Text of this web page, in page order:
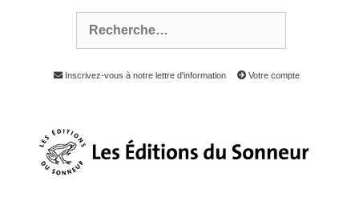
Inscrivez-vous à notre lettre d'information Votre compte